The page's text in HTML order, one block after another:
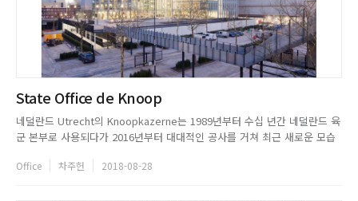
State Office de Knoop
네덜란드 Utrecht의 Knoopkazerne는 1989년부터 수십 년간 네덜란드 육
군 본부로 사용되다가 2016년부터 대대적인 공사를 거쳐 최근 새로운 모습
과 과감한 전면 유리 벽체 등이 아름다운 자태로 서 있다. cepezed는 건물
Office 차주헌 2018-08-28